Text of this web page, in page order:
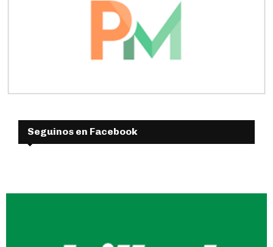
Seguinos en Facebook